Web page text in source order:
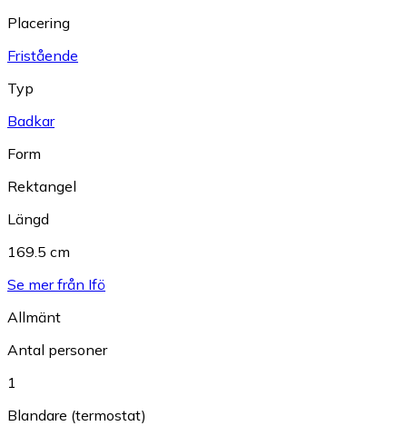
Placering
Fristående
Typ
Badkar
Form
Rektangel
Längd
169.5 cm
Se mer från Ifö
Allmänt
Antal personer
1
Blandare (termostat)